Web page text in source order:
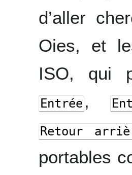
d’aller
Oies, et
ISO, qui
Entrée ,
Retour
portables